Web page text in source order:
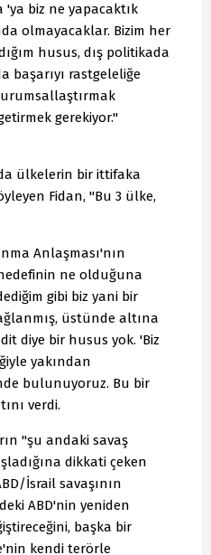
'ya biz ne yapacaktık
olmayacaklar. Bizim her
husus, dış politikada
başarıyı rastgeleliğe
gerekiyor."
ülkelerin bir ittifaka
Fidan, "Bu 3 ülke,
Anlaşması'nın
ne olduğuna
gibi biz yani bir
üstünde altına
diye bir husus yok. 'Biz
yakından
bulunuyoruz. Bu bir
verdi.
"şu andaki savaş
dikkati çeken
İsrail savaşının
ABD'nin yeniden
başka bir
kendi terörle